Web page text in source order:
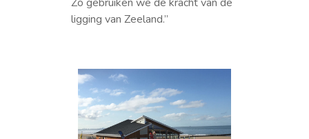
ligging van Zeeland.”